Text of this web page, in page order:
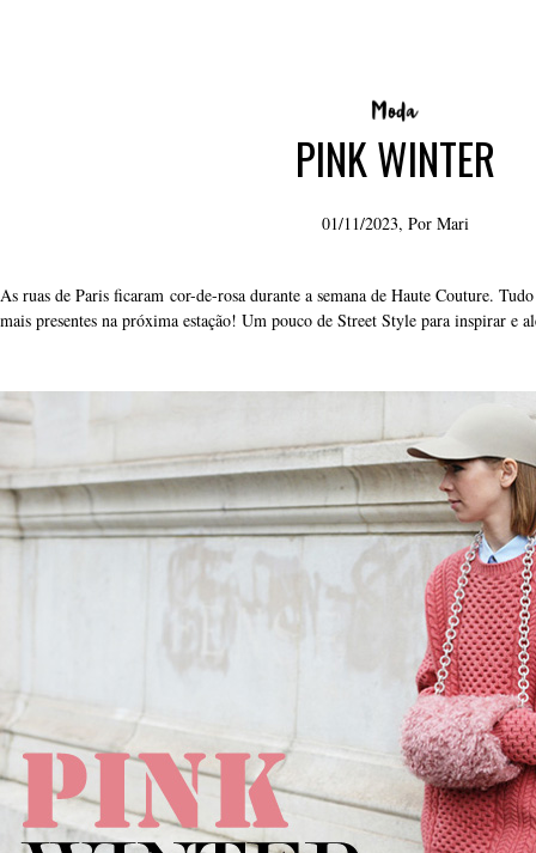
PINK WINTER
01/11/2023, Por Mari
As ruas de Paris ficaram cor-de-rosa durante a semana de Haute Couture.
mais presentes na próxima estação! Um pouco de Street Style para inspirar e